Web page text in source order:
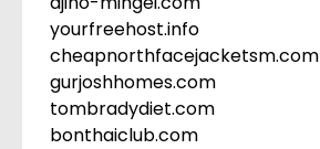
yourfreehost.info
cheapnorthfacejacketsm.com
gurjoshhomes.com
tombradydiet.com
bonthaiclub.com